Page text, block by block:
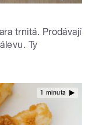
trnitá. Prodávají
Ty
1 minuta